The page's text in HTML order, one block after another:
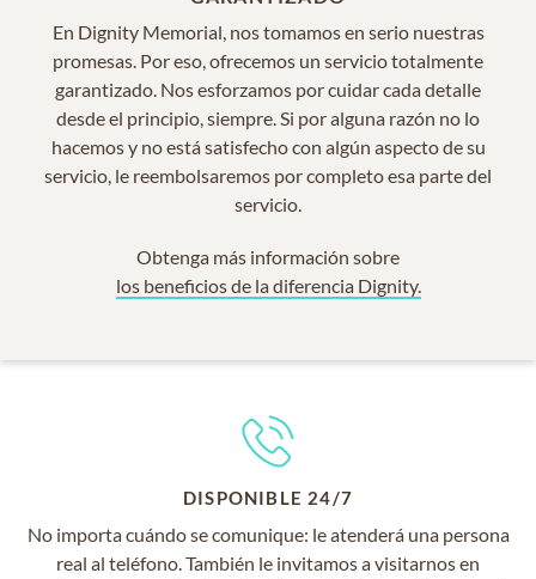
En Dignity Memorial, nos tomamos en serio nuestras
promesas. Por eso, ofrecemos un servicio totalmente
garantizado. Nos esforzamos por cuidar cada detalle
desde el principio, siempre. Si por alguna razón no lo
hacemos y no está satisfecho con algún aspecto de su
servicio, le reembolsaremos por completo esa parte del
servicio.
Obtenga más información sobre
los beneficios de la diferencia Dignity.
DISPONIBLE 24/7
No importa cuándo se comunique: le atenderá una persona
real al teléfono. También le invitamos a visitarnos en